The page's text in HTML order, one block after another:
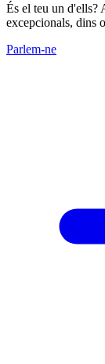
És el teu un d'ells?
excepcionals, dins
Parlem-ne